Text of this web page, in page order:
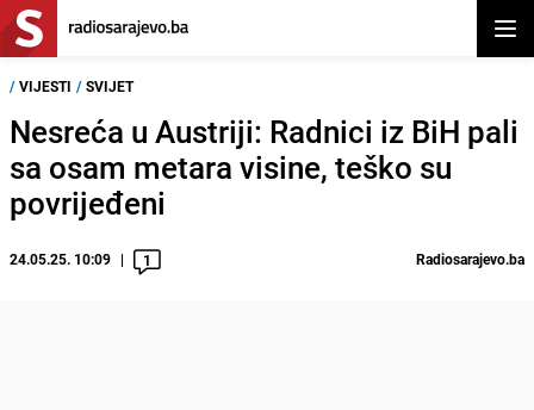
/ VIJESTI / SVIJET
Nesreća u Austriji: Radnici iz BiH pali
sa osam metara visine, teško su
povrijeđeni
24.05.25. 10:09 1 Radiosarajevo.ba